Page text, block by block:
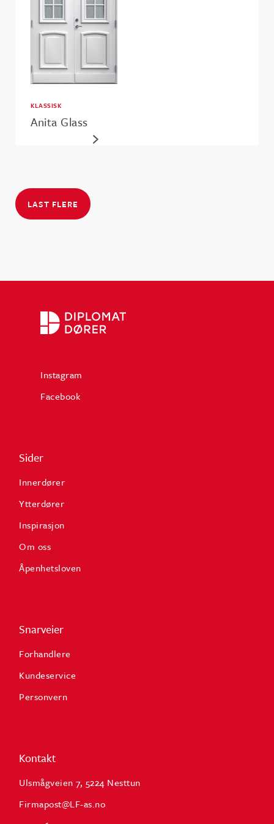
KLASSISK
Anita Glass
LAST FLERE
Instagram
Facebook
Sider
Innerdører
Ytterdører
Inspirasjon
Om oss
Åpenhetsloven
Snarveier
Forhandlere
Kundeservice
Personvern
Kontakt
Ulsmågveien 7, 5224 Nesttun
Firmapost@LF-as.no